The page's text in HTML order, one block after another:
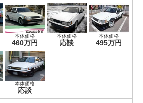
本体価格
460万円
本体価格
応談
本体価格
495万円
本体価格
応談